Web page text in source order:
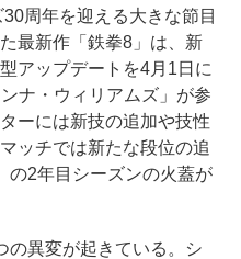
周年を迎える大きな節目
最新作「鉄拳8」は、新
アップデートを4月1日に
ナ・ウィリアムズ」が参
ーには新技の追加や技性
ッチでは新たな段位の追
の2年目シーズンの火蓋が
異変が起きている。シ